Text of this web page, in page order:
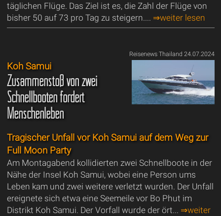
täglichen Flüge. Das Ziel ist es, die Zahl der Flüge von
bisher 50 auf 73 pro Tag zu steigern.... ⇒weiter lesen
Reisenews Thailand 24.07.2024
Koh Samui
Zusammenstoß von zwei
Schnellbooten fordert
Menschenleben
Tragischer Unfall vor Koh Samui auf dem Weg zur
Full Moon Party
Am Montagabend kollidierten zwei Schnellboote in der
Nähe der Insel Koh Samui, wobei eine Person ums
Leben kam und zwei weitere verletzt wurden. Der Unfall
ereignete sich etwa eine Seemeile vor Bo Phut im
Distrikt Koh Samui. Der Vorfall wurde der ört... ⇒weiter